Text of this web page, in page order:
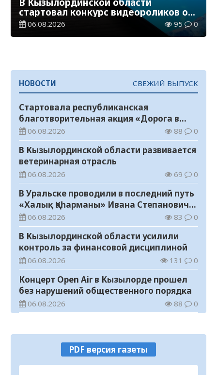
стартовал конкурс видеороликов о
семейных ценностях и Конституции
06.08.2026 95 0
НОВОСТИ СВЕЖИЙ ВЫПУСК
Стартовала республиканская
благотворительная акция «Дорога в
школу»
06.08.2026 88 0
В Кызылординской области развивается
ветеринарная отрасль
06.08.2026 69 0
В Уральске проводили в последний путь
«Халық Қаһарманы» Ивана Степановича
Гапича
06.08.2026 83 0
В Кызылординской области усилили
контроль за финансовой дисциплиной
06.08.2026 131 0
Концерт Open Air в Кызылорде прошел
без нарушений общественного порядка
06.08.2026 88 0
конкурс видеороликов о семейных
ценностях и Конституции
06.08.2026
Соблюдение правил пожарной
PDF версия газеты